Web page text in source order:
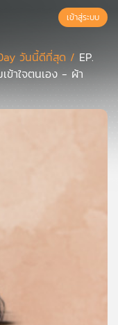
เข้าสู่ระบบ
วันนี้ดีที่สุด / EP.
ข้าใจตนเอง - ผ้า